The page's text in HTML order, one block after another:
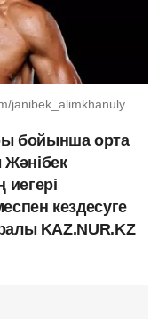
janibek_alimkhanuly
бойынша орта
иегері
кездесуге
KAZ.NUR.KZ